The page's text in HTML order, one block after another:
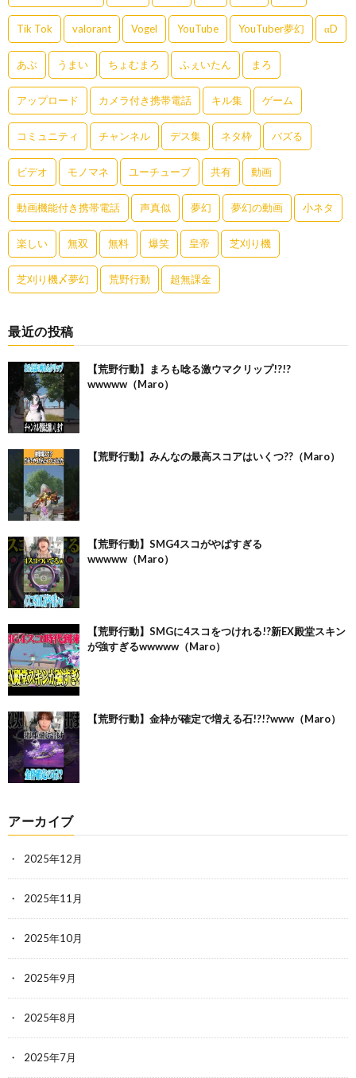
Tik Tok valorant Vogel YouTube YouTuber夢幻 αD
あぶ うまい ちょむまろ ふぇいたん まろ
アップロード カメラ付き携帯電話 キル集 ゲーム
コミュニティ チャンネル デス集 ネタ枠 バズる
ビデオ モノマネ ユーチューブ 共有 動画
動画機能付き携帯電話 声真似 夢幻 夢幻の動画 小ネタ
楽しい 無双 無料 爆笑 皇帝 芝刈り機
芝刈り機〆夢幻 荒野行動 超無課金
最近の投稿
【荒野行動】まろも唸る激ウマクリップ!?!?
wwwww（Maro）
【荒野行動】みんなの最高スコアはいくつ??（Maro）
【荒野行動】SMG4スコがやばすぎる
wwwww（Maro）
【荒野行動】SMGに4スコをつけれる!?新EX殿堂スキン
が強すぎるwwwww（Maro）
【荒野行動】金枠が確定で増える石!?!?www（Maro）
アーカイブ
2025年12月
2025年11月
2025年10月
2025年9月
2025年8月
2025年7月